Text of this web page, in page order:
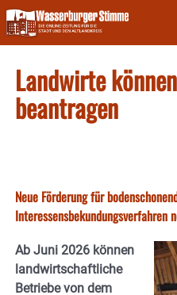
Skip
to
content
Landwirte
beantragen
Neue Förderung für
Interessensbekundungsverfahren
Ab Juni 2026 können
landwirtschaftliche
Betriebe von dem